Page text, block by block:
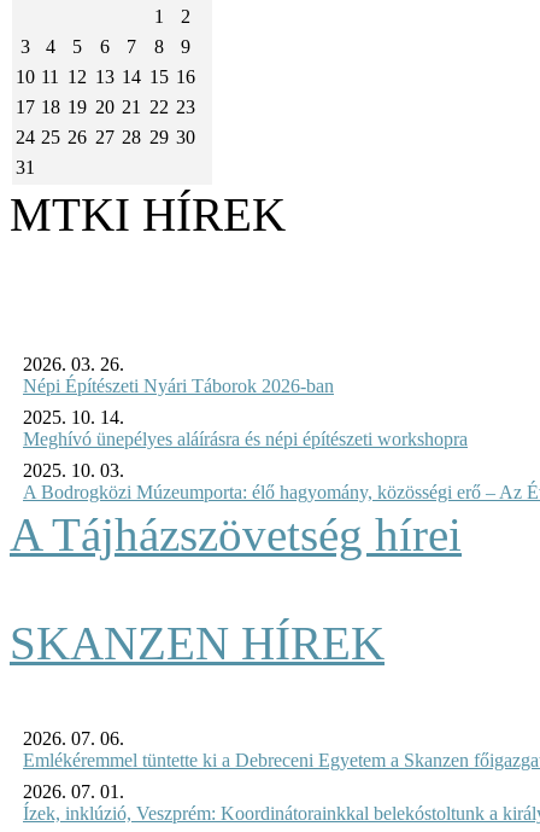
1
2
3
4 5 6 7 8
9
10 11 12 13 14 15 16
17 18 19 20 21 22 23
24 25 26 27 28 29 30
31
MTKI HÍREK
2026. 03. 26.
Népi Építészeti Nyári Táborok 2026-ban
2025. 10. 14.
Meghívó ünepélyes aláírásra és népi építészeti workshopra
2025. 10. 03.
A Bodrogközi Múzeumporta: élő hagyomány, közösségi erő – Az
A Tájházszövetség hírei
SKANZEN HÍREK
2026. 07. 06.
Emlékéremmel tüntette ki a Debreceni Egyetem a Skanzen
2026. 07. 01.
Ízek, inklúzió, Veszprém: Koordinátorainkkal belekóstoltunk a